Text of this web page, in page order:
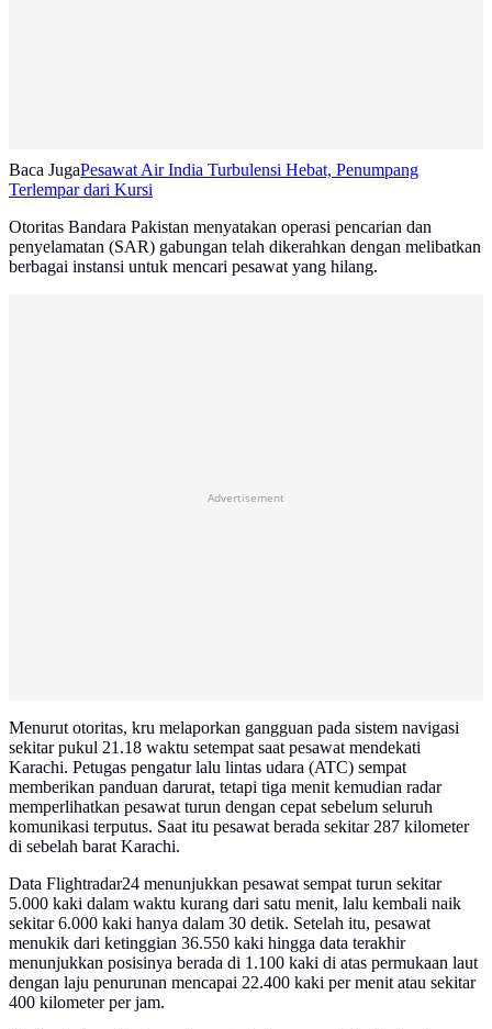
Baca JugaPesawat Air India Turbulensi Hebat, Penumpang
Terlempar dari Kursi
Otoritas Bandara Pakistan menyatakan operasi pencarian dan
penyelamatan (SAR) gabungan telah dikerahkan dengan melibatkan
berbagai instansi untuk mencari pesawat yang hilang.
Advertisement
Menurut otoritas, kru melaporkan gangguan pada sistem navigasi
sekitar pukul 21.18 waktu setempat saat pesawat mendekati
Karachi. Petugas pengatur lalu lintas udara (ATC) sempat
memberikan panduan darurat, tetapi tiga menit kemudian radar
memperlihatkan pesawat turun dengan cepat sebelum seluruh
komunikasi terputus. Saat itu pesawat berada sekitar 287 kilometer
di sebelah barat Karachi.
Data Flightradar24 menunjukkan pesawat sempat turun sekitar
5.000 kaki dalam waktu kurang dari satu menit, lalu kembali naik
sekitar 6.000 kaki hanya dalam 30 detik. Setelah itu, pesawat
menukik dari ketinggian 36.550 kaki hingga data terakhir
menunjukkan posisinya berada di 1.100 kaki di atas permukaan laut
dengan laju penurunan mencapai 22.400 kaki per menit atau sekitar
400 kilometer per jam.